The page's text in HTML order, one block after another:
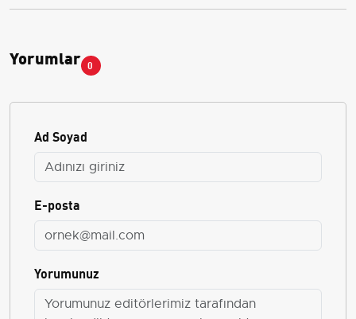
Yorumlar 0
Ad Soyad
E-posta
Yorumunuz